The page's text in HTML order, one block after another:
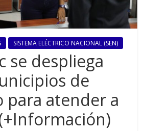
SISTEMA ELÉCTRICO NACIONAL (SEN)
se despliega
de
para atender a